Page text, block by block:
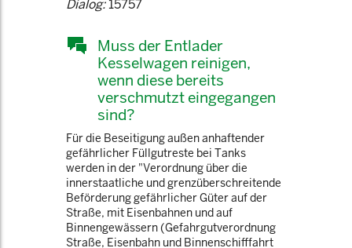
Dialog:15757
Muss der Entlader
Kesselwagen reinigen,
wenn diese bereits
verschmutzt eingegangen
sind?
Für die Beseitigung außen anhaftender
gefährlicher Füllgutreste bei Tanks
werden in der "Verordnung über die
innerstaatliche und grenzüberschreitende
Beförderung gefährlicher Güter auf der
Straße, mit Eisenbahnen und auf
Binnengewässern (Gefahrgutverordnung
Straße, Eisenbahn und Binnenschifffahrt